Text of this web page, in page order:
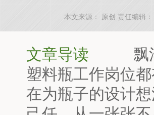
本文来源： 原创 责任编辑：
文章导读
飘
塑料瓶工作岗位
在为瓶子的设计